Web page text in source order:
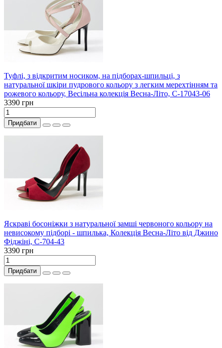
Туфлі, з відкритим носиком, на підборах-шпильці, з
натуральної шкіри пудрового кольору з легким мерехтінням та
рожевого кольору, Весільна колекція Весна-Літо, С-17043-06
3390 грн
Придбати
Яскраві босоніжки з натуральної замші червоного кольору на
невисокому підборі - шпилька, Колекція Весна-Літо від Джино
Фіджіні, С-704-43
3390 грн
Придбати